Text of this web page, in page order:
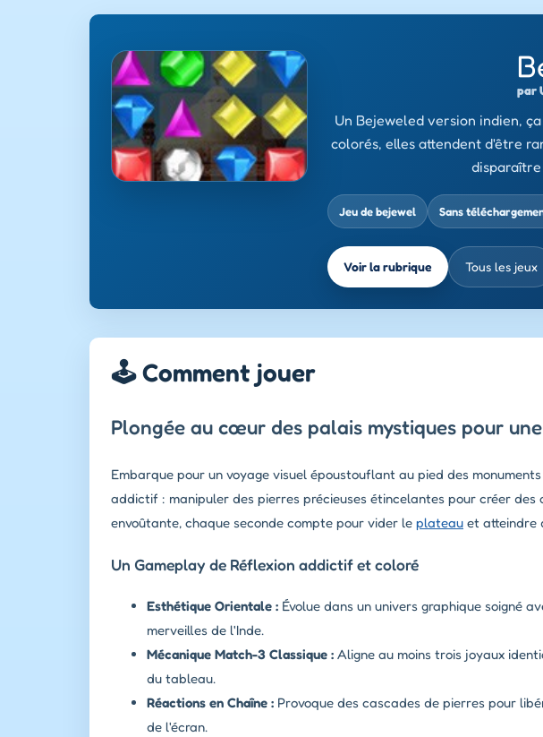
par
Un Bejeweled version indien,
colorés, elles attendent d'être
Jeu de bejewel Sans
Voir la rubrique Tous les jeux
🕹️ Comment jouer
Plongée au cœur des palais mystiques pour
Embarque pour un voyage visuel époustouflant au pied des
addictif : manipuler des pierres précieuses étincelantes pour créer des
envoûtante, chaque seconde compte pour vider le plateau et atteindre
Un Gameplay de Réflexion addictif et coloré
Esthétique Orientale : Évolue dans un univers graphique soigné
merveilles de l'Inde.
Mécanique Match-3 Classique : Aligne au moins trois joyaux
du tableau.
Réactions en Chaîne : Provoque des cascades de pierres pour
de l'écran.